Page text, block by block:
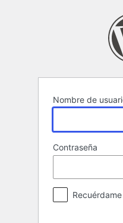
Nombre de
Contraseña
Recuérdame